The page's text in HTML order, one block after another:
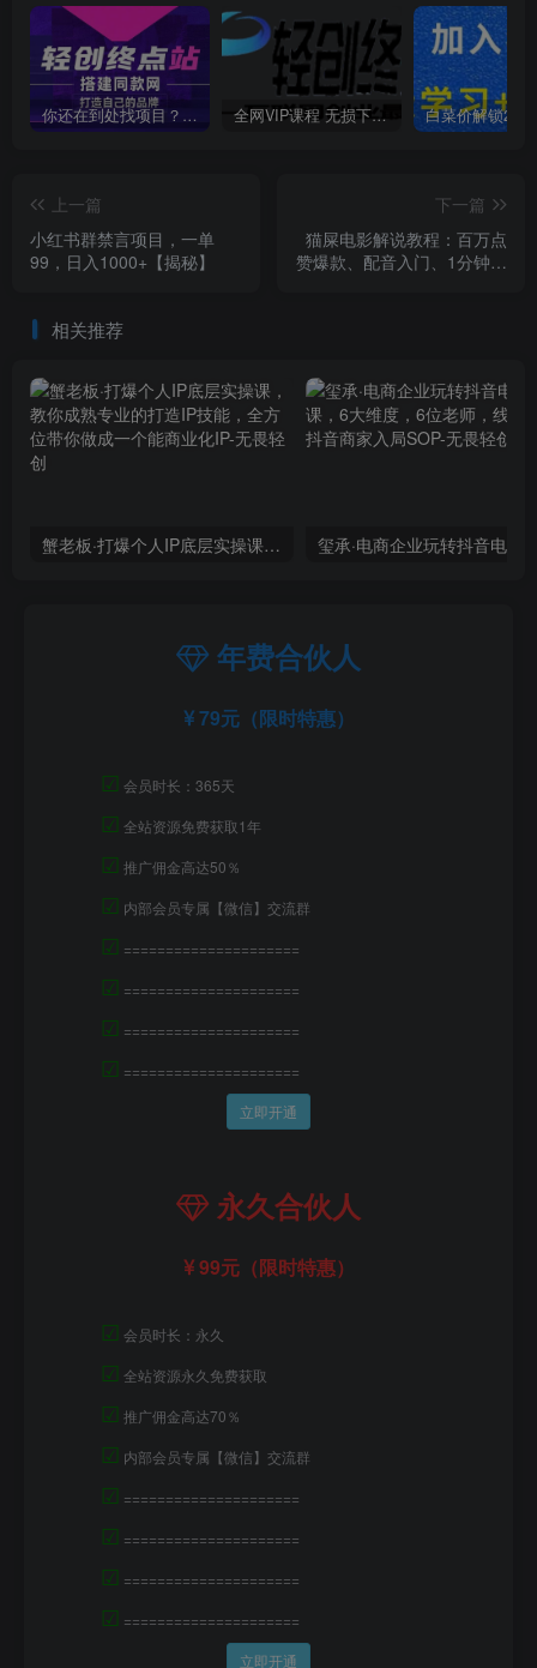
你还在到处找项目？还在当韭菜？我靠卖项目一个月收入5万+，曾经我也是个失败者。 全网VIP课程 无损下载~
上一篇
小红书群禁言项目，一单
99，日入1000+【揭秘】
下一篇
猫屎电影解说教程：百万点
赞爆款、配音入门、1分钟出
相关推荐
蟹老板·打爆个人IP底层实操课，教你成熟专业的打造IP技能，全方位带你做成一个能商业化IP
年费合伙人
79元（限时特惠）
☑ 会员时长：365天
☑ 全站资源免费获取1年
☑ 推广佣金高达50％
☑ 内部会员专属【微信】交流群
☑ =====================
☑ =====================
☑ =====================
☑ =====================
立即开通
永久合伙人
99元（限时特惠）
☑ 会员时长：永久
☑ 全站资源永久免费获取
☑ 推广佣金高达70％
☑ 内部会员专属【微信】交流群
☑ =====================
☑ =====================
☑ =====================
☑ =====================
立即开通